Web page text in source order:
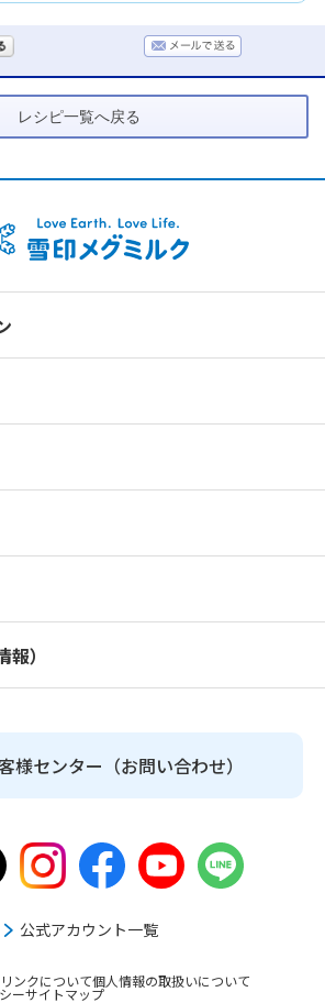
レシピ一覧へ戻る
）
様センター （お問い合わせ）
公式アカウント一覧
リンクについて個人情報の取扱いについて
ーサイトマップ